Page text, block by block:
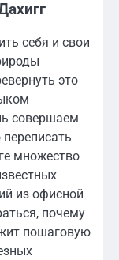
себя и свои
это
совершаем
множество
из офисной
почему
пошаговую